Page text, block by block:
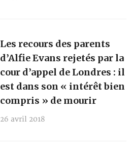
Les recours des parents
d’Alfie Evans rejetés par la
cour d’appel de Londres : il
est dans son « intérêt bien
compris » de mourir
26 avril 2018